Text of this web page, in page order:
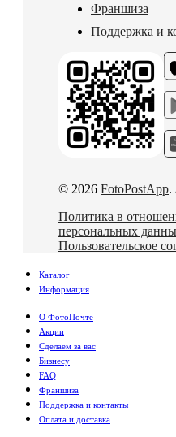
Франшиза
Поддержка и
© 2026 FotoPostApp.
Политика в
персональных
Пользовательское
Каталог
Информация
О ФотоПочте
Акции
Сделаем за вас
Бизнесу
FAQ
Франшиза
Поддержка и контакты
Оплата и доставка